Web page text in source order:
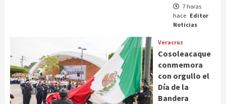
7 horas
hace Editor
Noticias
Veracruz
Cosoleacaque
conmemora
con orgullo el
Día de la
Bandera